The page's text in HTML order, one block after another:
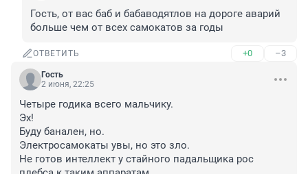
Гость, от вас баб и бабаводятлов на дороге аварий
больше чем от всех самокатов за годы
ОТВЕТИТЬ +0 –3
Гость
2 июня, 22:25
Четыре годика всего мальчику.
Эх!
Буду банален, но.
Электросамокаты увы, но это зло.
Не готов интеллект у стайного падальщика рос